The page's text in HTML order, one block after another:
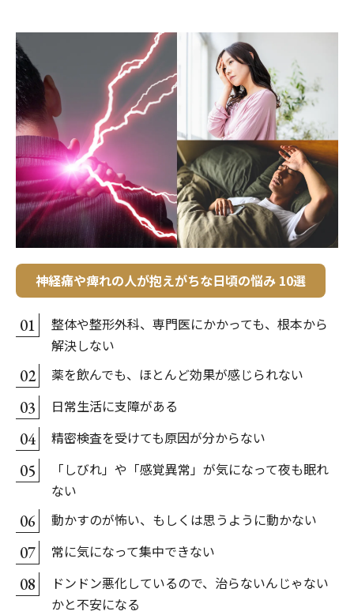
神経痛や痺れの人が抱えがちな日頃の悩み 10選
01
整体や整形外科、専門医にかかっても、根本から
解決しない
02 薬を飲んでも、ほとんど効果が感じられない
03 日常生活に支障がある
04 精密検査を受けても原因が分からない
05
「しびれ」や「感覚異常」が気になって夜も眠れ
ない
06 動かすのが怖い、もしくは思うように動かない
07 常に気になって集中できない
08
ドンドン悪化しているので、治らないんじゃない
かと不安になる